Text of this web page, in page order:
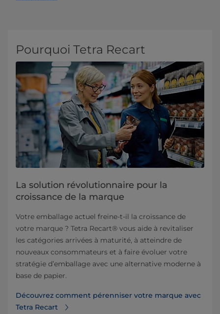
Pourquoi Tetra Recart
La solution révolutionnaire pour la
croissance de la marque
Votre emballage actuel freine-t-il la croissance de
votre marque ? Tetra Recart® vous aide à revitaliser
les catégories arrivées à maturité, à atteindre de
nouveaux consommateurs et à faire évoluer votre
stratégie d’emballage avec une alternative moderne à
base de papier.
Découvrez comment pérenniser votre marque avec
Tetra Recart